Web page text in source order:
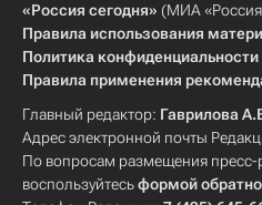
«Россия сегодня» (МИА «Россия
Правила использования
Политика конфиденциальности
Правила применения
Главный редактор: Гаврилова
Адрес электронной почты
По вопросам размещения
воспользуйтесьформой